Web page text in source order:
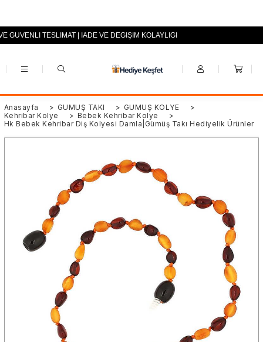
+90 (0553) 694 94 70
GÜVENLİ TESLİMAT | İADE VE DEĞİŞİM KOLAYLIĞI
Anasayfa > GÜMÜŞ TAKI > GÜMÜŞ KOLYE
>
Kehribar Kolye
> Bebek Kehribar Kolye
>
Hk Bebek Kehribar Diş Kolyesi Damla|Gümüş Takı Hediyelik Ürünler